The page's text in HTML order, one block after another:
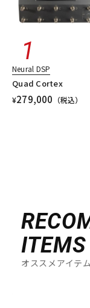
配信/ライブ
Neural DSP
Quad Cortex
¥279,000 （税込）
ITEMS
オススメアイテム